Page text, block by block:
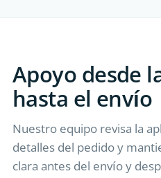
Apoyo desde
hasta el envío
Nuestro equipo revisa la
detalles del pedido y
clara antes del envío y